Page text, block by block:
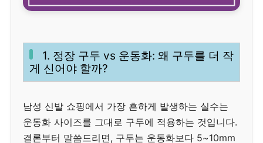
1. 정장 구두 vs 운동화: 왜 구두를 더 작
게 신어야 할까?
남성 신발 쇼핑에서 가장 흔하게 발생하는 실수는
운동화 사이즈를 그대로 구두에 적용하는 것입니다.
결론부터 말씀드리면, 구두는 운동화보다 5~10mm